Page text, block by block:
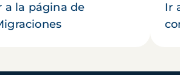
a la página de
Ir